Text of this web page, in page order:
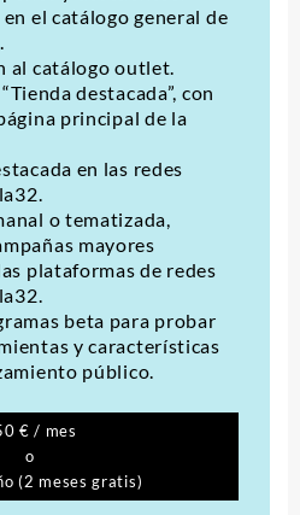
el catálogo general de
al catálogo outlet.
Tienda destacada”, con
principal de la
en las redes
o tematizada,
mayores
plataformas de redes
beta para probar
y características
público.
€ / mes
o
(2 meses gratis)